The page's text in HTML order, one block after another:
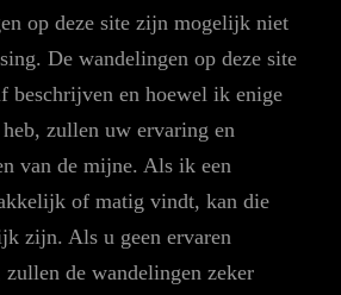
op deze site zijn mogelijk niet
De wandelingen op deze site
beschrijven en hoewel ik enige
zullen uw ervaring en
van de mijne. Als ik een
of matig vindt, kan die
zijn. Als u geen ervaren
zullen de wandelingen zeker